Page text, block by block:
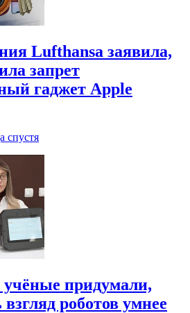
Lufthansa заявила,
запрет
гаджет Apple
спустя
учёные придумали,
взгляд роботов умнее